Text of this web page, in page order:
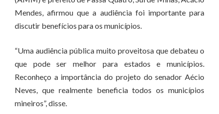
Mendes, afirmou que a audiência foi importante para
discutir benefícios para os municípios.
“Uma audiência pública muito proveitosa que debateu o
que pode ser melhor para estados e municípios.
Reconheço a importância do projeto do senador Aécio
Neves, que realmente beneficia todos os municípios
mineiros”, disse.